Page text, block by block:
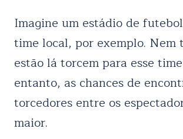
Imagine um estádio de
time local, por exemplo. Nem
estão lá torcem para esse
entanto, as chances de
torcedores entre os
maior.